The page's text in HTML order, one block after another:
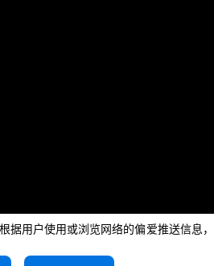
用户使用或浏览网络的偏爱推送信